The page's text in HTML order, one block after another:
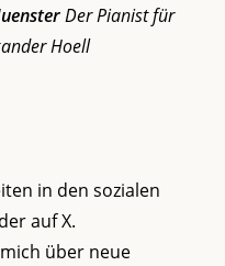
Der Pianist für
Hoell
in den sozialen
auf X.
über neue